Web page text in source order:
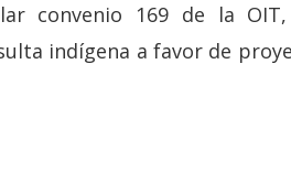
convenio 169 de la
indígena a favor de